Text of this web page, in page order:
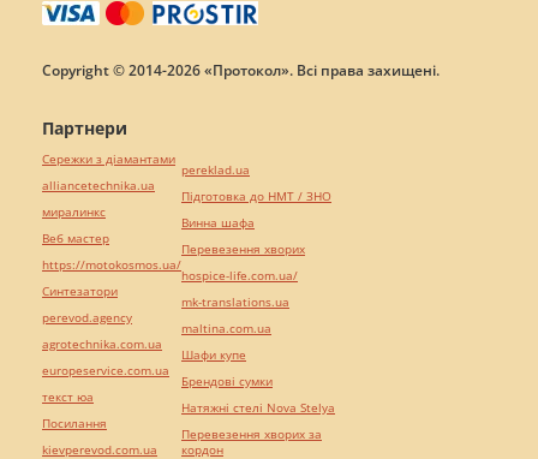
Copyright © 2014-2026 «Протокол». Всі права захищені.
Партнери
Сережки з діамантами
alliancetechnika.ua
миралинкс
Веб мастер
https://motokosmos.ua/
Синтезатори
perevod.agency
agrotechnika.com.ua
europeservice.com.ua
текст юа
Посилання
kievperevod.com.ua
pereklad.ua
Підготовка до НМТ / ЗНО
Винна шафа
Перевезення хворих
hospice-life.com.ua/
mk-translations.ua
maltina.com.ua
Шафи купе
Брендові сумки
Натяжні стелі Nova Stelya
Перевезення хворих за
кордон